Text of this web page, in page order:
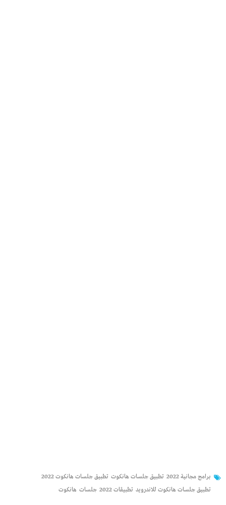
برامج مجانية 2022 تطبيق جلسات هانكوت تطبيق جلسات هانكوت 2022
تطبيق جلسات هانكوت للاندرويد تطبيقات 2022 جلسات هانكوت